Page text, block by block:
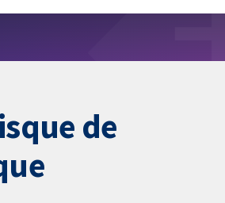
de